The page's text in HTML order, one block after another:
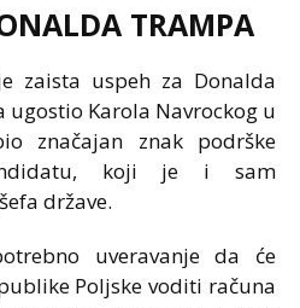
TRAMPA
zaista uspeh za Donalda
Karola Navrockog u
značajan znak podrške
koji je i sam
države.
uveravanje da će
Poljske voditi računa